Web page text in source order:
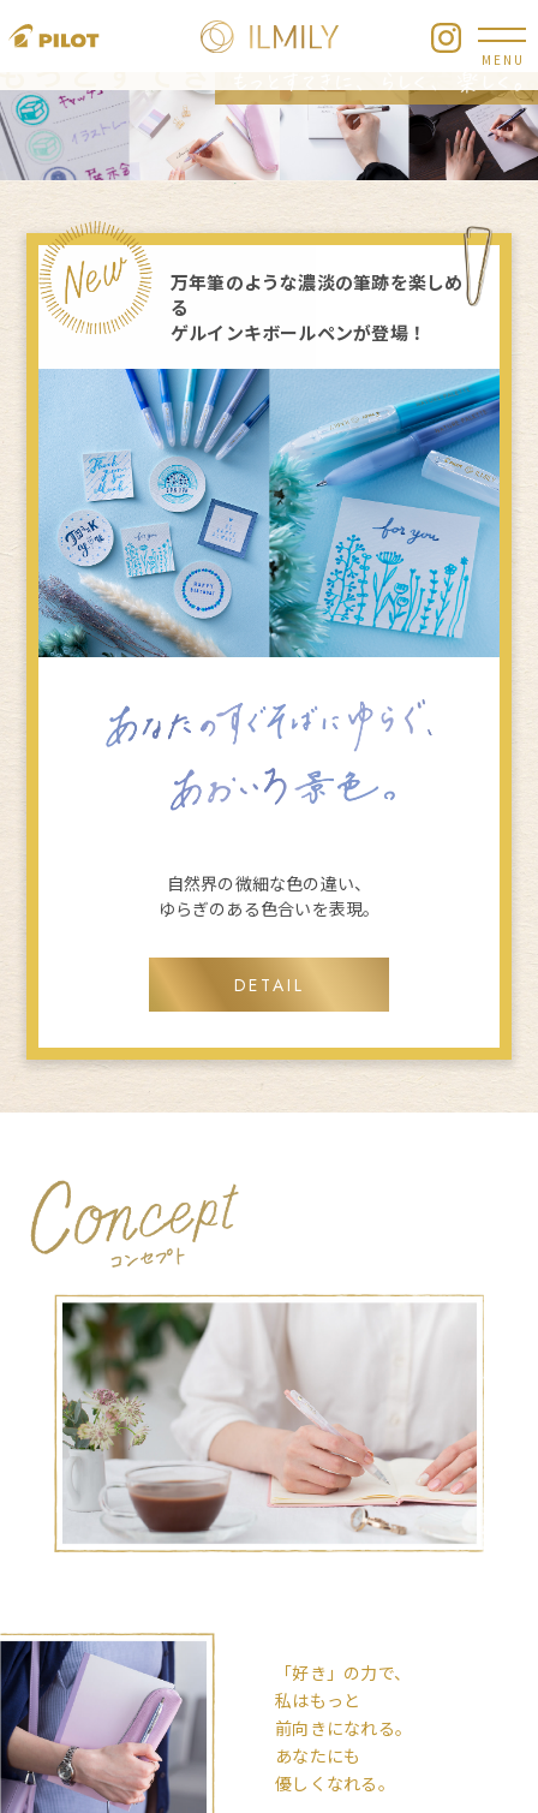
MENU
2026.3.2
ネイチャーパレット発売
万年筆のような濃淡の筆跡を楽しめ
る
ゲルインキボールペンが登場！
自然界の微細な色の違い、
ゆらぎのある色合いを表現。
DETAIL
「好き」の力で、
私はもっと
前向きになれる。
あなたにも
優しくなれる。